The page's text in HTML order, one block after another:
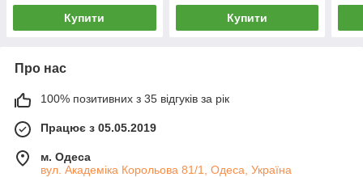
Купити Купити
Про нас
100% позитивних з 35 відгуків за рік
Працює з 05.05.2019
м. Одеса
вул. Академіка Корольова 81/1, Одеса, Україна